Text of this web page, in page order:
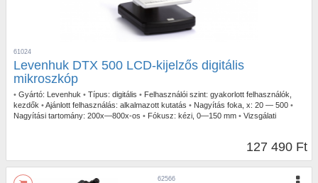
61024
Levenhuk DTX 500 LCD-kijelzős digitális
mikroszkóp
• Gyártó: Levenhuk • Típus: digitális • Felhasználói szint: gyakorlott felhasználók,
kezdők •Ajánlott felhasználás: alkalmazott kutatás • Nagyítás foka, x: 20 — 500 •
Nagyítási tartomány: 200x—800x-os • Fókusz: kézi, 0—150 mm • Vizsgálati
•
Tápellátás:
127 490 Ft
62566